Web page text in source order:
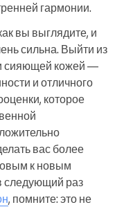
гармонии.
вы выглядите, и
сильна. Выйти из
сияющей кожей —
и отличного
которое
вас более
к новым
следующий раз
, помните: это не